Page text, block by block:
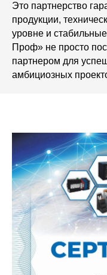
Это партнерство
продукции,
уровне и
Проф» не просто
партнером для
амбициозных